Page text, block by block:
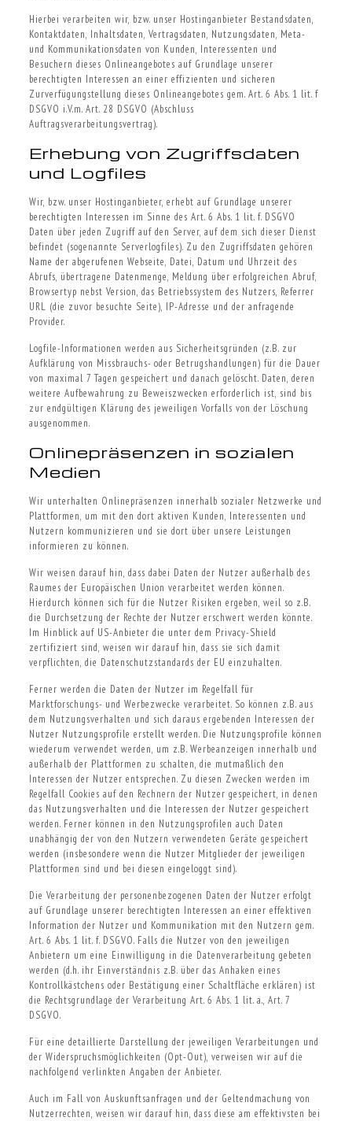
Hierbei verarbeiten wir, bzw. unser Hostinganbieter Bestandsdaten,
Kontaktdaten, Inhaltsdaten, Vertragsdaten, Nutzungsdaten, Meta-
und Kommunikationsdaten von Kunden, Interessenten und
Besuchern dieses Onlineangebotes auf Grundlage unserer
berechtigten Interessen an einer effizienten und sicheren
Zurverfügungstellung dieses Onlineangebotes gem. Art. 6 Abs. 1 lit. f
DSGVO i.V.m. Art. 28 DSGVO (Abschluss
Auftragsverarbeitungsvertrag).
Erhebung von Zugriffsdaten
und Logfiles
Wir, bzw. unser Hostinganbieter, erhebt auf Grundlage unserer
berechtigten Interessen im Sinne des Art. 6 Abs. 1 lit. f. DSGVO
Daten über jeden Zugriff auf den Server, auf dem sich dieser Dienst
befindet (sogenannte Serverlogfiles). Zu den Zugriffsdaten gehören
Name der abgerufenen Webseite, Datei, Datum und Uhrzeit des
Abrufs, übertragene Datenmenge, Meldung über erfolgreichen Abruf,
Browsertyp nebst Version, das Betriebssystem des Nutzers, Referrer
URL (die zuvor besuchte Seite), IP-Adresse und der anfragende
Provider.
Logfile-Informationen werden aus Sicherheitsgründen (z.B. zur
Aufklärung von Missbrauchs- oder Betrugshandlungen) für die Dauer
von maximal 7 Tagen gespeichert und danach gelöscht. Daten, deren
weitere Aufbewahrung zu Beweiszwecken erforderlich ist, sind bis
zur endgültigen Klärung des jeweiligen Vorfalls von der Löschung
ausgenommen.
Onlinepräsenzen in sozialen
Medien
Wir unterhalten Onlinepräsenzen innerhalb sozialer Netzwerke und
Plattformen, um mit den dort aktiven Kunden, Interessenten und
Nutzern kommunizieren und sie dort über unsere Leistungen
informieren zu können.
Wir weisen darauf hin, dass dabei Daten der Nutzer außerhalb des
Raumes der Europäischen Union verarbeitet werden können.
Hierdurch können sich für die Nutzer Risiken ergeben, weil so z.B.
die Durchsetzung der Rechte der Nutzer erschwert werden könnte.
Im Hinblick auf US-Anbieter die unter dem Privacy-Shield
zertifiziert sind, weisen wir darauf hin, dass sie sich damit
verpflichten, die Datenschutzstandards der EU einzuhalten.
Ferner werden die Daten der Nutzer im Regelfall für
Marktforschungs- und Werbezwecke verarbeitet. So können z.B. aus
dem Nutzungsverhalten und sich daraus ergebenden Interessen der
Nutzer Nutzungsprofile erstellt werden. Die Nutzungsprofile können
wiederum verwendet werden, um z.B. Werbeanzeigen innerhalb und
außerhalb der Plattformen zu schalten, die mutmaßlich den
Interessen der Nutzer entsprechen. Zu diesen Zwecken werden im
Regelfall Cookies auf den Rechnern der Nutzer gespeichert, in denen
das Nutzungsverhalten und die Interessen der Nutzer gespeichert
werden. Ferner können in den Nutzungsprofilen auch Daten
unabhängig der von den Nutzern verwendeten Geräte gespeichert
werden (insbesondere wenn die Nutzer Mitglieder der jeweiligen
Plattformen sind und bei diesen eingeloggt sind).
Die Verarbeitung der personenbezogenen Daten der Nutzer erfolgt
auf Grundlage unserer berechtigten Interessen an einer effektiven
Information der Nutzer und Kommunikation mit den Nutzern gem.
Art. 6 Abs. 1 lit. f. DSGVO. Falls die Nutzer von den jeweiligen
Anbietern um eine Einwilligung in die Datenverarbeitung gebeten
werden (d.h. ihr Einverständnis z.B. über das Anhaken eines
Kontrollkästchens oder Bestätigung einer Schaltfläche erklären) ist
die Rechtsgrundlage der Verarbeitung Art. 6 Abs. 1 lit. a., Art. 7
DSGVO.
Für eine detaillierte Darstellung der jeweiligen Verarbeitungen und
der Widerspruchsmöglichkeiten (Opt-Out), verweisen wir auf die
nachfolgend verlinkten Angaben der Anbieter.
Auch im Fall von Auskunftsanfragen und der Geltendmachung von
Nutzerrechten, weisen wir darauf hin, dass diese am effektivsten bei